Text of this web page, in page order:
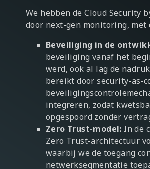
We hebben de Cloud Security
door next-gen monitoring, met
Beveiliging in de
beveiliging vanaf het
werd, ook al lag de
bereikt door security-as-
integreren, zodat
opgespoord zonder
Zero Trust-model: In de
Zero Trust-architectuur
waarbij we de toegang
netwerksegmentatie